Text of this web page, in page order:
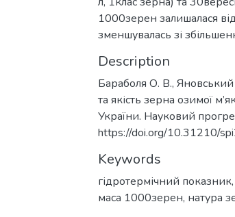
1000зерен залишалася
зменшувалась зі
Description
Бараболя О. В., Яновський
та якість зерна озимої
України. Науковий
https://doi.org/10.31210/
Keywords
гідротермічний показник,
маса 1000зерен, натура